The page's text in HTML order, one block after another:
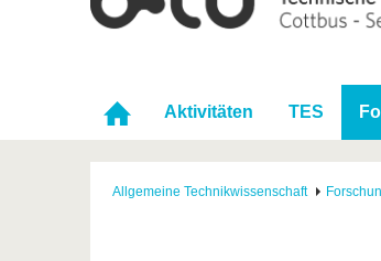
Universität
Karriere & Engagement
Partnerschaften &
Strukturwandel
Forschung
Förderung
Nachwuchs
Aktivitäten TES
Allgemeine Technikwissenschaft